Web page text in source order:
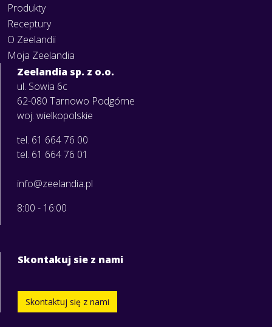
Produkty
Receptury
O Zeelandii
Moja Zeelandia
Zeelandia sp. z o.o.
ul. Sowia 6c
62-080 Tarnowo Podgórne
woj. wielkopolskie
tel. 61 664 76 00
tel. 61 664 76 01
info@zeelandia.pl
8:00 - 16:00
Skontakuj sie z nami
Skontaktuj się z nami